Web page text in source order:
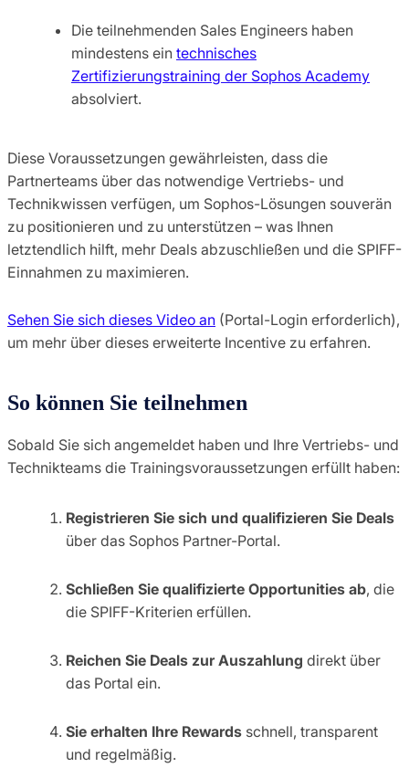
Die teilnehmenden Sales Engineers haben
mindestens ein technisches
Zertifizierungstraining der Sophos Academy
absolviert.
Diese Voraussetzungen gewährleisten, dass die
Partnerteams über das notwendige Vertriebs- und
Technikwissen verfügen, um Sophos-Lösungen souverän
zu positionieren und zu unterstützen – was Ihnen
letztendlich hilft, mehr Deals abzuschließen und die SPIFF-
Einnahmen zu maximieren.
Sehen Sie sich dieses Video an (Portal-Login erforderlich),
um mehr über dieses erweiterte Incentive zu erfahren.
So können Sie teilnehmen
Sobald Sie sich angemeldet haben und Ihre Vertriebs- und
Technikteams die Trainingsvoraussetzungen erfüllt haben:
Registrieren Sie sich und qualifizieren Sie Deals
über das Sophos Partner-Portal.
Schließen Sie qualifizierte Opportunities ab, die
die SPIFF-Kriterien erfüllen.
Reichen Sie Deals zur Auszahlung direkt über
das Portal ein.
Sie erhalten Ihre Rewards schnell, transparent
und regelmäßig.